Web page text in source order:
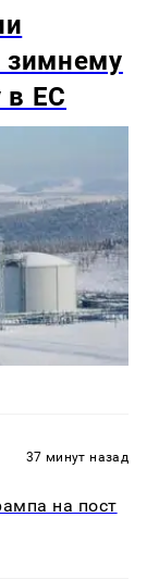
зимнему
в ЕС
37 минут назад
на пост